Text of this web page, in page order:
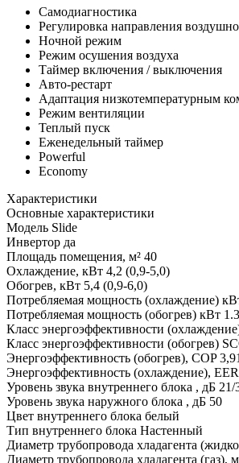
Самодиагностика
Регулировка направления
Ночной режим
Режим осушения воздуха
Таймер включения / выключения
Авто-рестарт
Адаптация низкотемпературным
Режим вентиляции
Теплый пуск
Еженедельный таймер
Powerful
Economy
Характеристики
Основные характеристики
Модель Slide
Инвертор да
Площадь помещения, м² 40
Охлаждение, кВт 4,2 (0,9-5,0)
Обогрев, кВт 5,4 (0,9-6,0)
Потребляемая мощность (охлаждение)
Потребляемая мощность (обогрев) кВт
Класс энергоэффективности
Класс энергоэффективности (обогрев)
Энергоэффективность (обогрев), COP
Энергоэффективность (охлаждение), EER
Уровень звука внутреннего блока , дБ 21/
Уровень звука наружного блока , дБ 50
Цвет внутреннего блока белый
Тип внутреннего блока Настенный
Диаметр трубопровода хладагента
Диаметр трубопровода хладагента